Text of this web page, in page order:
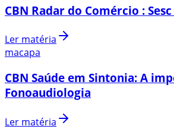
CBN Radar do Comércio :
Ler matéria
macapa
CBN Saúde em Sintonia: A
Fonoaudiologia
Ler matéria